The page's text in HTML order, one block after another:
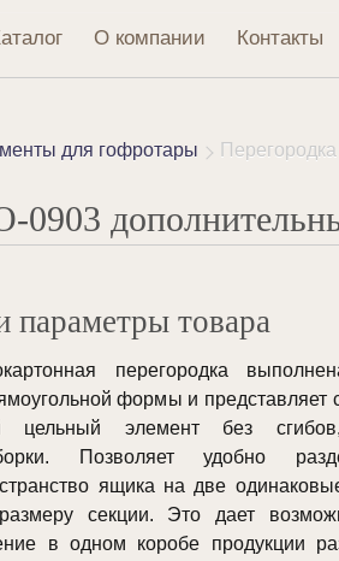
О компании Контакты
для гофротары
0903
параметры товара
перегородка
формы и представляет
цельный элемент без
Позволяет удобно
ящика на две
секции. Это дает
в одном коробе продукции